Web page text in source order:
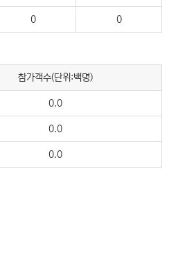
0 0
참가객수(단위:백명)
0.0
0.0
0.0